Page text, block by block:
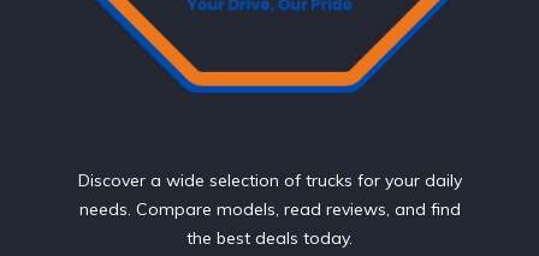
Discover a wide selection of trucks for your daily
needs. Compare models, read reviews, and find
the best deals today.